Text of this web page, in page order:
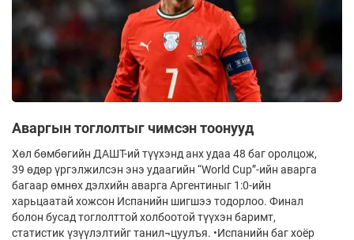
Аваргын тоглолтыг чимсэн тоонууд
Хөл бөмбөгийн ДАШТ-ий түүхэнд анх удаа 48 баг оролцож,
39 өдөр үргэлжилсэн энэ удаагийн “World Cup”-ийн аварга
багаар өмнөх дэлхийн аварга Аргентиныг 1:0-ийн
харьцаатай хожсон Испанийн шигшээ тодорлоо. Финал
болон бусад тоглолттой холбоотой түүхэн баримт,
статистик үзүүлэлтийг танил¬цуулъя. •Испанийн баг хоёр